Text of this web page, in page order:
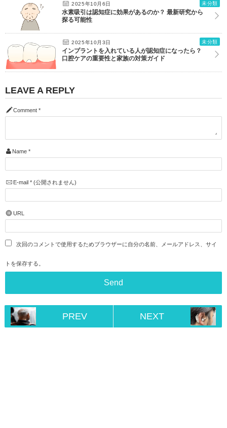
2025年10月6日 未分類
水素吸引は認知症に効果があるのか？ 最新研究から
探る可能性
2025年10月3日 未分類
インプラントを入れている人が認知症になったら？
口腔ケアの重要性と家族の対策ガイド
LEAVE A REPLY
Comment *
Name *
E-mail *(公開されません)
URL
次回のコメントで使用するためブラウザーに自分の名前、メールアドレス、サイ
トを保存する。
PREV NEXT